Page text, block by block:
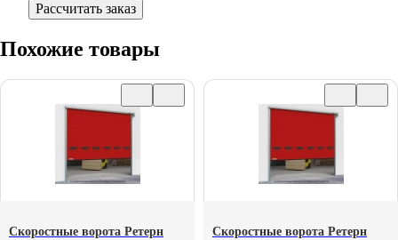
Рассчитать заказ
Похожие товары
Скоростные ворота Ретерн
Скоростные ворота Ретерн